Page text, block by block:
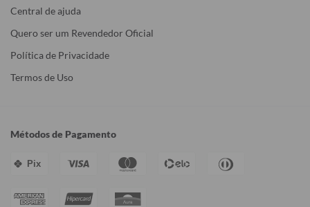
Central de ajuda
Quero ser um Revendedor Oficial
Política de Privacidade
Termos de Uso
Métodos de Pagamento
Pix